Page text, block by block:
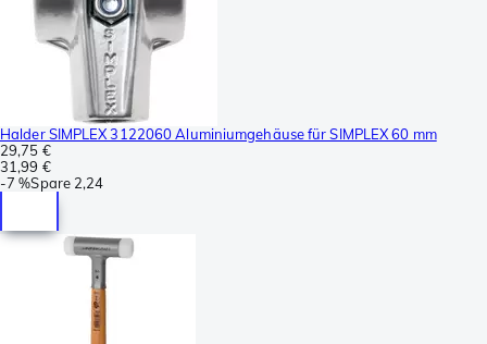
Halder SIMPLEX 3122060 Aluminiumgehäuse für SIMPLEX 60 mm
29,75 €
31,99 €
-7 %Spare 2,24